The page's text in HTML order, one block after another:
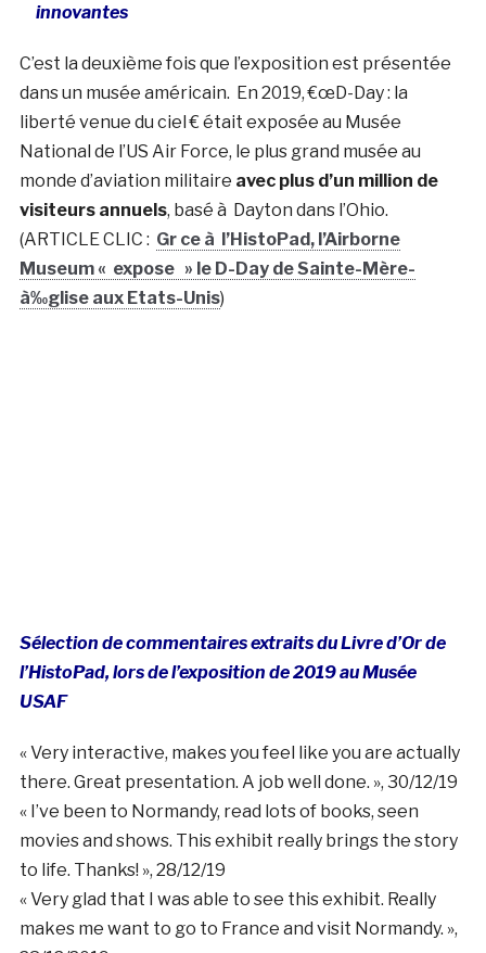
innovantes
C’est la deuxième fois que l’exposition est présentée
dans un musée américain. En 2019, €œD-Day : la
liberté venue du ciel € était exposée au Musée
National de l’US Air Force, le plus grand musée au
monde d’aviation militaire avec plus d’un million de
visiteurs annuels, basé à Dayton dans l’Ohio.
(ARTICLE CLIC : Gr ce à l’HistoPad, l’Airborne
Museum « expose » le D-Day de Sainte-Mère-
à‰glise aux Etats-Unis)
« Very glad that I was able to see this exhibit. Really
makes me want to go to France and visit Normandy. »,
28/12/2019
« This is an amazing exhibit. Both historically and
technically. Way to go! », 27/12/2019
« Fabulous! Easy to navigate. Broadens my
appreciation for all who risked so much. », 30/12/2019
« Great experience! Modern and immersive »,
29/12/2019
L’exposition est accessible à partir du 19 octobre